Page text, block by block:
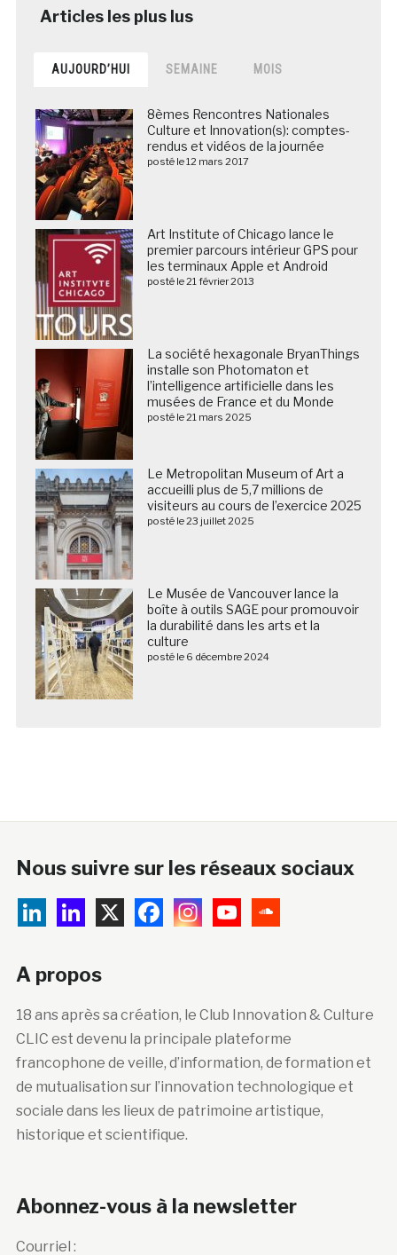
AUJOURD’HUI SEMAINE MOIS
8èmes Rencontres Nationales
Culture et Innovation(s): comptes-
rendus et vidéos de la journée
posté le 12 mars 2017
Art Institute of Chicago lance le
premier parcours intérieur GPS pour
les terminaux Apple et Android
posté le 21 février 2013
La société hexagonale BryanThings
installe son Photomaton et
l’intelligence artificielle dans les
musées de France et du Monde
posté le 21 mars 2025
Le Metropolitan Museum of Art a
accueilli plus de 5,7 millions de
visiteurs au cours de l’exercice 2025
posté le 23 juillet 2025
Le Musée de Vancouver lance la
boîte à outils SAGE pour promouvoir
la durabilité dans les arts et la
culture
posté le 6 décembre 2024
Nous suivre sur les réseaux sociaux
A propos
18 ans après sa création, le Club Innovation & Culture
CLIC est devenu la principale plateforme
francophone de veille, d’information, de formation et
de mutualisation sur l’innovation technologique et
sociale dans les lieux de patrimoine artistique,
historique et scientifique.
Abonnez-vous à la newsletter
Courriel :